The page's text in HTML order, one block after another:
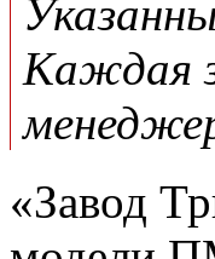
Каждая
«Завод